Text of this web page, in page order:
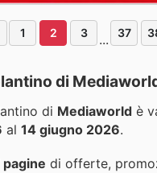
1 2 3 ... 37
di
di Mediaworld è
al 14 giugno 2026.
pagine di offerte,